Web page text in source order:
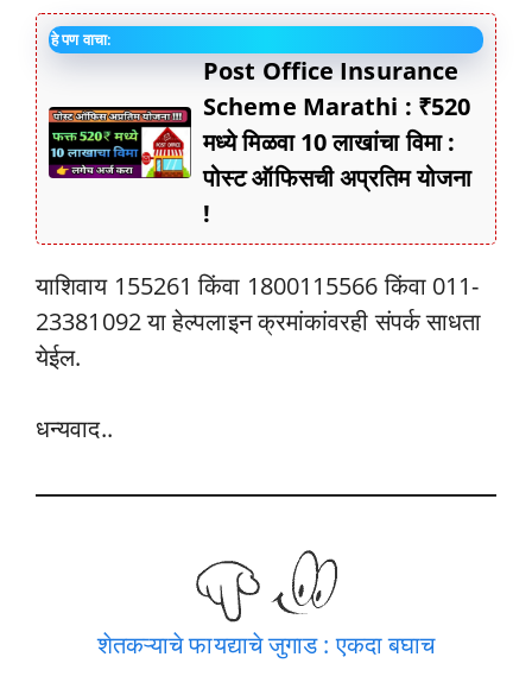
हे पण वाचा:
Post Office Insurance
Scheme Marathi : ₹520
मध्ये मिळवा 10 लाखांचा विमा :
पोस्ट ऑफिसची अप्रतिम योजना
!
याशिवाय 155261 किंवा 1800115566 किंवा 011-
23381092 या हेल्पलाइन क्रमांकांवरही संपर्क साधता
येईल.
धन्यवाद..
शेतकऱ्याचे फायद्याचे जुगाड : एकदा बघाच